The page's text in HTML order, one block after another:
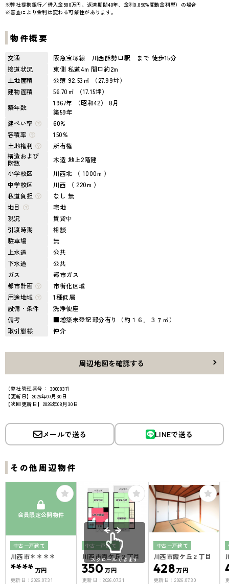
※弊社提携銀行／借入金580万円、返済期間40年、金利0.890%変動金利型）の場合
※審査により金利は変わる可能性があります。
物件概要
交通
阪急宝塚線 川西能勢口駅 まで 徒歩15分
接道状況
東側 私道4m 間口約2m
土地面積
公簿 92.53㎡ （27.99坪）
建物面積
56.70㎡ （17.15坪）
築年数
1967年 （昭和42） 8月
築59年
建ぺい率
60%
容積率
150%
土地権利
所有権
構造および
階数
木造 地上2階建
小学校区
川西北 （ 1000m ）
中学校区
川西 （ 220m ）
私道負担
なし 無
地目
宅地
現況
賃貸中
引渡時期
相談
駐車場
無
上水道
公共
下水道
公共
ガス
都市ガス
都市計画
市街化区域
用途地域
1種低層
設備・条件
洗浄便座
備考
■増築未登記部分有り（約１６．３７㎡）
取引態様
仲介
周辺地図を確認する
（弊社管理番号： 3000837）
【更新日】2026年07月30日
【次回更新日】2026年08月30日
メールで送る LINEで送る
その他周辺物件
会員限定公開物件
中古一戸建て
川西市＊＊＊＊
**** 万円
更新日：2026.07.31
中古一戸建て
川西市霞ケ丘２丁目
350 万円
更新日：2026.07.31
中古一戸建て
川西市霞ケ丘２丁目
428万円
更新日：2026.07.30
スクロールできます